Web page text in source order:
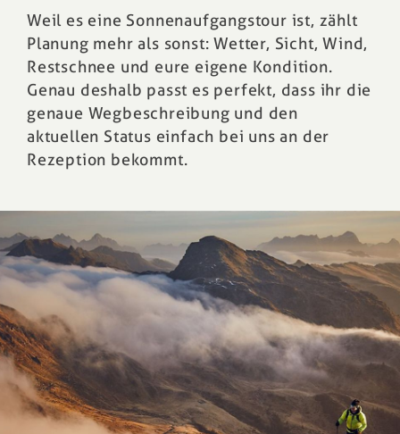
Weil es eine Sonnenaufgangstour ist, zählt
Planung mehr als sonst: Wetter, Sicht, Wind,
Restschnee und eure eigene Kondition.
Genau deshalb passt es perfekt, dass ihr die
genaue Wegbeschreibung und den
aktuellen Status einfach bei uns an der
Rezeption bekommt.